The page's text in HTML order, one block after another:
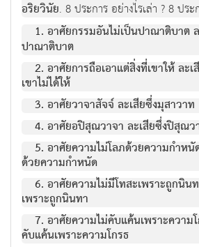
อริยวินัย. 8 ประการ อย่างไรเล่า ? 8 ปร
1. อาศัยกรรมอันไม่เป็นปาณาติบาต
ปาณาติบาต
2. อาศัยการถือเอาแต่สิ่งที่เขาให้ ละ
เขาไม่ได้ให้
3. อาศัยวาจาสัจจ์ ละเสียซึ่งมุสาวาท
4. อาศัยอปิสุณวาจา ละเสียซึ่งปิสุณว
5. อาศัยความไม่โลภด้วยความกำหนั
ด้วยความกำหนัด
6. อาศัยความไม่มีโทสะเพราะถูกนิน
เพราะถูกนินทา
7. อาศัยความไม่คับแค้นเพราะความ
คับแค้นเพราะความโกรธ